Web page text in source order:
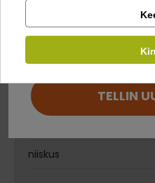
Kirjuta
toorkiud
niiskus
Kirjuta
Kauplus
TELLIN